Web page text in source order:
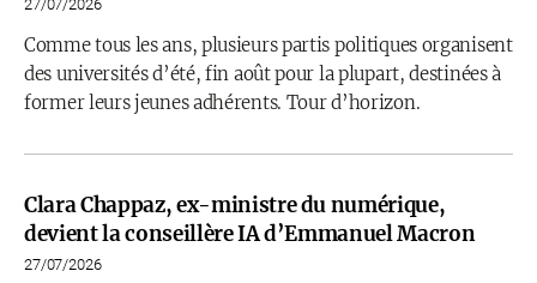
27/07/2026
Comme tous les ans, plusieurs partis politiques organisent
des universités d’été, fin août pour la plupart, destinées à
former leurs jeunes adhérents. Tour d’horizon.
Clara Chappaz, ex-ministre du numérique,
devient la conseillère IA d’Emmanuel Macron
27/07/2026